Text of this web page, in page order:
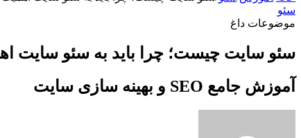
سئو
موضوعات داغ
سئو سایت چیست؛ چرا باید به سئو سایت
آموزش جامع SEO و بهینه سازی سایت